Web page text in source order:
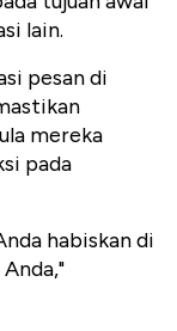
lain.
pesan di
mereka
pada
habiskan di